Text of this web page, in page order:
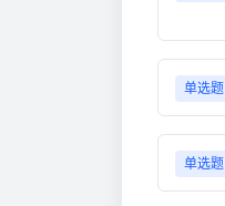
单选题
单选题